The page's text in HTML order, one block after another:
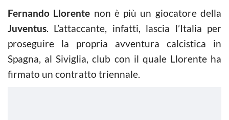
Fernando Llorente non è più un giocatore della
Juventus. L’attaccante, infatti, lascia l’Italia per
proseguire la propria avventura calcistica in
Spagna, al Siviglia, club con il quale Llorente ha
firmato un contratto triennale.